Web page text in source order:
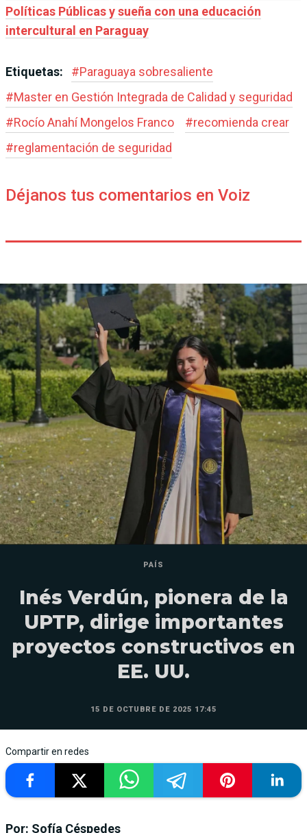
Políticas Públicas y sueña con una educación
intercultural en Paraguay
Etiquetas: #Paraguaya sobresaliente
#Master en Gestión Integrada de Calidad y seguridad
#Rocío Anahí Mongelos Franco #recomienda crear
#reglamentación de seguridad
Déjanos tus comentarios en Voiz
PAÍS
Inés Verdún, pionera de la
UPTP, dirige importantes
proyectos constructivos en
EE. UU.
15 DE OCTUBRE DE 2025 17:45
Compartir en redes
Por: Sofía Céspedes